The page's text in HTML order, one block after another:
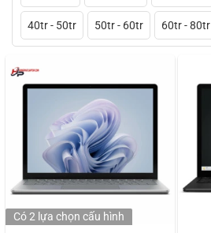
40tr - 50tr 50tr - 60tr 60tr - 80tr
Có 2 lựa chọn cấu hình